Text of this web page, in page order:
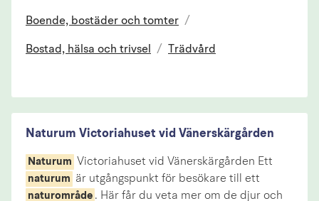
Boende, bostäder och tomter /
Bostad, hälsa och trivsel / Trädvård
Naturum Victoriahuset vid Vänerskärgården
Naturum Victoriahuset vid Vänerskärgården Ett
naturum är utgångspunkt för besökare till ett
naturområde . Här får du veta mer om de djur och